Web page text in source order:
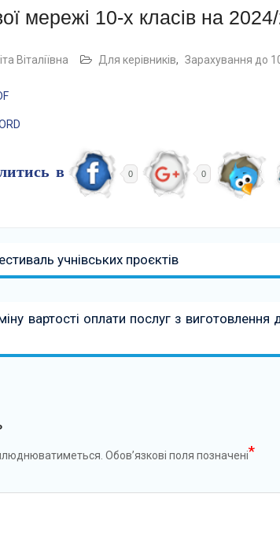
мережі 10-х класів на
Віталіївна Для керівників, Зарахування до
в 0 0
учнівських проєктів
вартості оплати послуг з виготовлення
Обов’язкові поля позначені*